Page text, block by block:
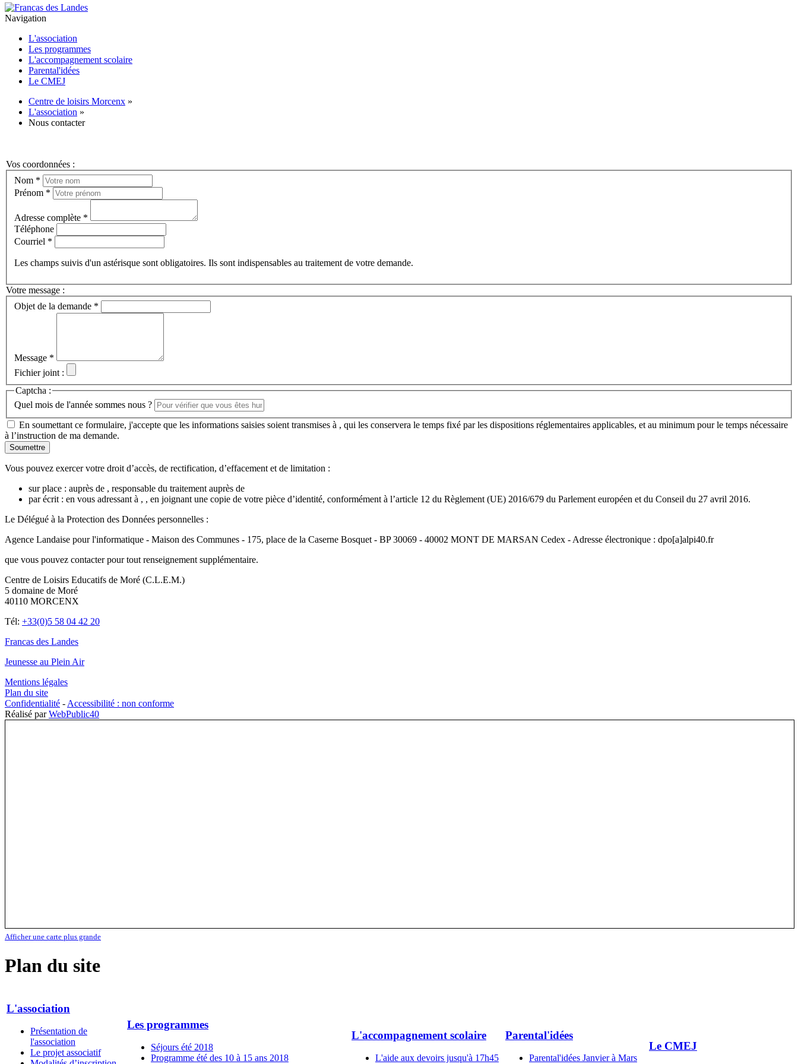
Navigation
L'association
Les programmes
L'accompagnement scolaire
Parental'idées
Le CMEJ
Centre de loisirs Morcenx »
L'association »
Nous contacter
Vos coordonnées :
Nom *
Prénom *
Adresse complète *
Téléphone
Courriel *
Les champs suivis d'un astérisque sont obligatoires. Ils sont indispensables au traitement de votre demande.
Votre message :
Objet de la demande *
Message *
Fichier joint :
Captcha :
Quel mois de l'année sommes nous ?
En soumettant ce formulaire, j'accepte que les informations saisies soient transmises à , qui les conservera le temps fixé par les dispositions réglementaires applicables, et au minimum pour le temps nécessaire
à l’instruction de ma demande.
Vous pouvez exercer votre droit d’accès, de rectification, d’effacement et de limitation :
sur place : auprès de , responsable du traitement auprès de
par écrit : en vous adressant à , , en joignant une copie de votre pièce d’identité, conformément à l’article 12 du Règlement (UE) 2016/679 du Parlement européen et du Conseil du 27 avril 2016.
Le Délégué à la Protection des Données personnelles :
Agence Landaise pour l'informatique - Maison des Communes - 175, place de la Caserne Bosquet - BP 30069 - 40002 MONT DE MARSAN Cedex - Adresse électronique : dpo[a]alpi40.fr
que vous pouvez contacter pour tout renseignement supplémentaire.
Centre de Loisirs Educatifs de Moré (C.L.E.M.)
5 domaine de Moré
40110 MORCENX
Tél: +33(0)5 58 04 42 20
Francas des Landes
Jeunesse au Plein Air
Mentions légales
Plan du site
Confidentialité - Accessibilité : non conforme
Réalisé parWebPublic40
Afficher une carte plus grande
Plan du site
L'association
Présentation de
l'association
Le projet associatif
Les programmes
Séjours été 2018
Programme été des 10 à 15 ans 2018
L'accompagnement scolaire
L'aide aux devoirs jusqu'à 17h45
Parental'idées
Parental'idées Janvier à Mars
Le CMEJ